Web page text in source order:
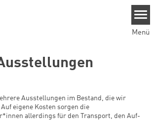
Menü
Ausstellungen im Bestand, die wir
eigene Kosten sorgen die
allerdings für den Transport, den Auf-